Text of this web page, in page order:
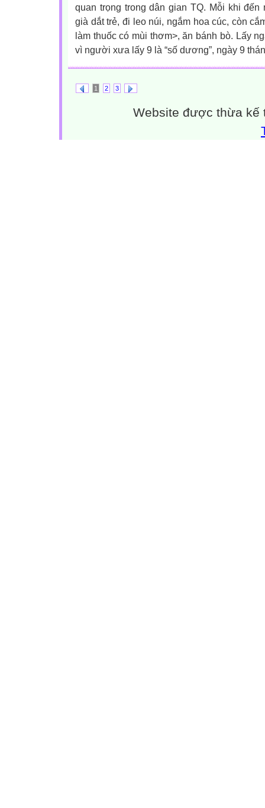
quan trọng trong dân gian TQ. Mỗi khi
già dắt trẻ, đi leo núi, ngắm hoa cúc, còn
làm thuốc có mùi thơm>, ăn bánh bò. Lấy
vì người xưa lấy 9 là “số dương”, ngày 9
1 2 3
Website được thừa